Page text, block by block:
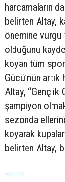
harcamaların da
belirten Altay,
önemine vurgu
olduğunu
koyan tüm
Gücü’nün
Altay, “Gençlik
şampiyon
sezonda
koyarak
belirten Altay,